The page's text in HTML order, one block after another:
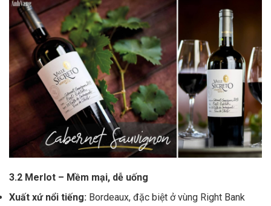
3.2 Merlot – Mềm mại, dễ uống
Xuất xứ nổi tiếng: Bordeaux, đặc biệt ở vùng Right Bank